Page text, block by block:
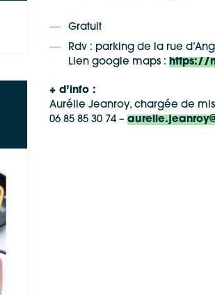
Gratuit
Rdv : parking de la rue
Lien google maps : https://
+ d’info :
Aurélie Jeanroy, chargée de
06 85 85 30 74 –